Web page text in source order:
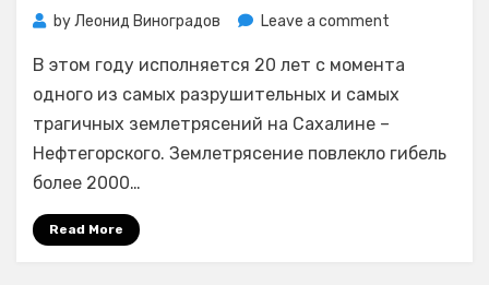
byЛеонид Виноградов Leave a comment
лет
назад
снесло
В этом году исполняется 20 лет с момента
одного из самых разрушительных и самых
трагичных землетрясений на Сахалине –
Нефтегорского. Землетрясение повлекло гибель
более 2000…
Read More